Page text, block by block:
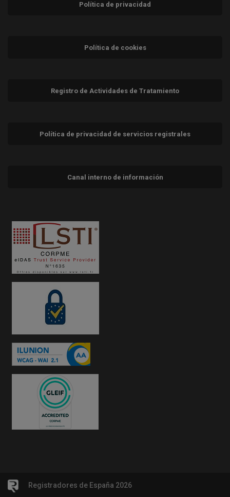
Política de privacidad
Política de cookies
Registro de Actividades de Tratamiento
Política de privacidad de servicios registrales
Canal interno de información
Registradores de España 2026